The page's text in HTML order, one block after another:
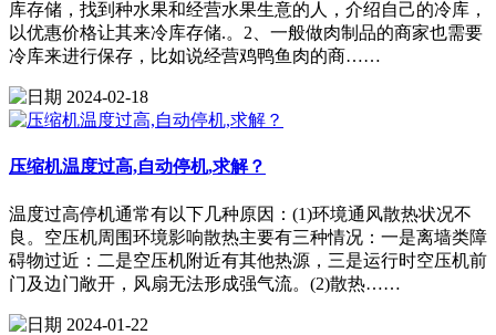
库存储，找到种水果和经营水果生意的人，介绍自己的冷库，
以优惠价格让其来冷库存储.。2、一般做肉制品的商家也需要
冷库来进行保存，比如说经营鸡鸭鱼肉的商……
2024-02-18
压缩机温度过高,自动停机,求解？
温度过高停机通常有以下几种原因：(1)环境通风散热状况不
良。空压机周围环境影响散热主要有三种情况：一是离墙类障
碍物过近：二是空压机附近有其他热源，三是运行时空压机前
门及边门敞开，风扇无法形成强气流。(2)散热……
2024-01-22